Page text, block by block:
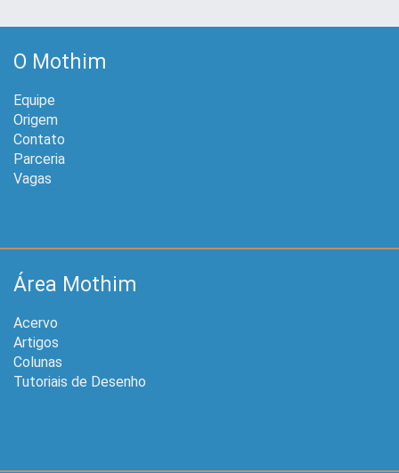
O Mothim
Equipe
Origem
Contato
Parceria
Vagas
Área Mothim
Acervo
Artigos
Colunas
Tutoriais de Desenho